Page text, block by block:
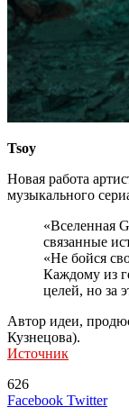
Tsoy
Новая работа
музыкального
«Вселенная
связанные
«Не бойся
Каждому из
целей, но за
Автор идеи,
Кузнецова).
Источник
626
Facebook TwitterLine